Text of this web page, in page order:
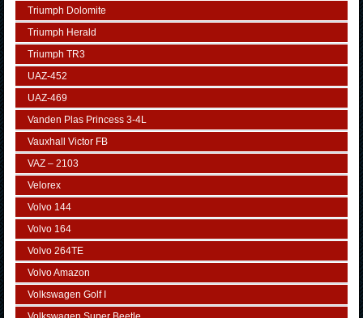
Triumph Dolomite
Triumph Herald
Triumph TR3
UAZ-452
UAZ-469
Vanden Plas Princess 3-4L
Vauxhall Victor FB
VAZ – 2103
Velorex
Volvo 144
Volvo 164
Volvo 264TE
Volvo Amazon
Volkswagen Golf I